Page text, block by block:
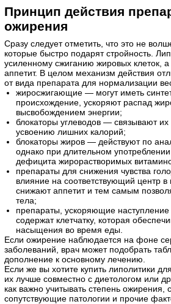
Принцип действия
ожирения
Сразу следует отметить, что это не
которые быстро подарят стройность.
усиленному сжиганию жировых клеток,
аппетит. В целом механизм действия
от вида препарата для нормализации
жиросжигающие — могут иметь
происхождение, ускоряют распад
высвобождением энергии;
блокаторы углеводов — связывают их
усвоению лишних калорий;
блокаторы жиров — действуют по
однако при длительном
дефицита жирорастворимых
препараты для снижения чувства
влияние на соответствующий центр в
снижают аппетит и тем самым
тела;
препараты, ускоряющие наступление
содержат клетчатку, которая
насыщения во время еды.
Если ожирение наблюдается на фоне
заболеваний, врач может подобрать
дополнение к основному лечению.
Если же вы хотите купить липолитики
их лучше совместно с диетологом или
как важно учитывать степень ожирения,
сопутствующие патологии и прочие